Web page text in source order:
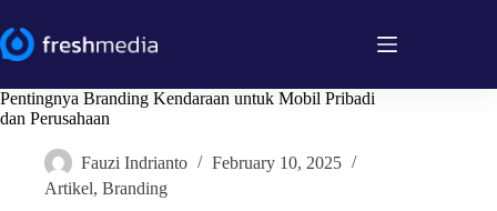
to
content
Pentingnya Branding Kendaraan untuk Mobil Pribadi
dan Perusahaan
Fauzi Indrianto
February 10, 2025
Artikel, Branding